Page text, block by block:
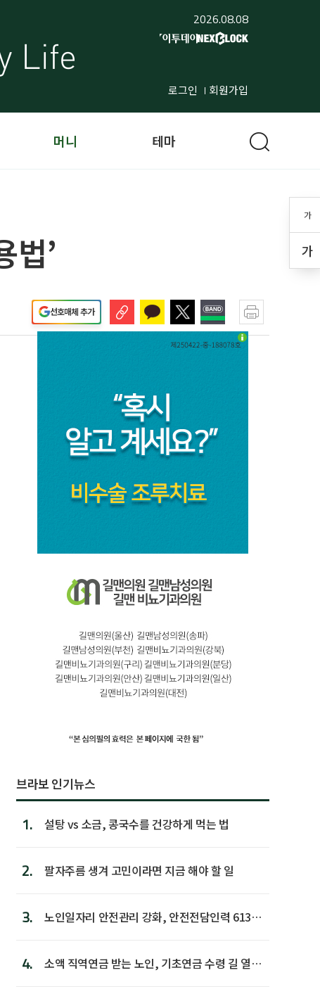
2026.08.08
로그인 회원가입
가
가
머니 테마
법’
선호매체 추가
브라보 인기뉴스
1. 설탕 vs 소금, 콩국수를 건강하게 먹는 법
2. 팔자주름 생겨 고민이라면 지금 해야 할 일
3.
노인일자리 안전관리 강화, 안전전담인력 613명
4.
소액 직역연금 받는 노인, 기초연금 수령 길 열린